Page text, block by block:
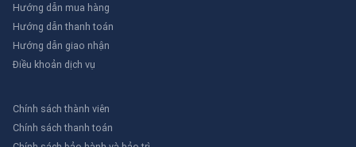
Hướng dẫn mua hàng
Hướng dẫn thanh toán
Hướng dẫn giao nhận
Điều khoản dịch vụ
Chính sách thành viên
Chính sách thanh toán